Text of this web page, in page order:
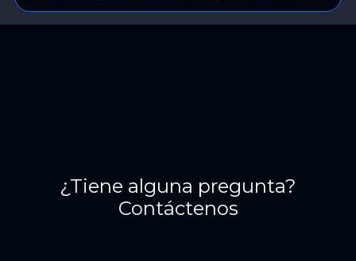
¿Tiene alguna pregunta?
Contáctenos